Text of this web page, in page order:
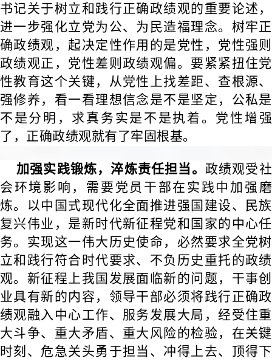
书记关于树立和践行正确政绩观的重要论述，
进一步强化立党为公、为民造福理念。树牢正
确政绩观，起决定性作用的是党性，党性强则
政绩观正，党性差则政绩观偏。要紧紧扭住党
性教育这个关键，从党性上找差距、查根源、
强修养，看一看理想信念是不是坚定，公私是
不是分明，求真务实是不是执着。党性增强
了，正确政绩观就有了牢固根基。
加强实践锻炼，淬炼责任担当。 政绩观受社
会环境影响，需要党员干部在实践中加强磨
炼。以中国式现代化全面推进强国建设、民族
复兴伟业，是新时代新征程党和国家的中心任
务。实现这一伟大历史使命，必然要求全党树
立和践行符合时代要求、不负历史重托的政绩
观。新征程上我国发展面临新的问题，干事创
业具有新的内容，领导干部必须将践行正确政
绩观融入中心工作、服务发展大局，经受住重
大斗争、重大矛盾、重大风险的检验，在关键
时刻、危急关头勇于担当、冲得上去、顶得下